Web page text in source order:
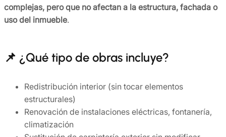
complejas, pero que no afectan a la estructura, fachada o
uso del inmueble.
📌 ¿Qué tipo de obras incluye?
Redistribución interior (sin tocar elementos
estructurales)
Renovación de instalaciones eléctricas, fontanería,
climatización